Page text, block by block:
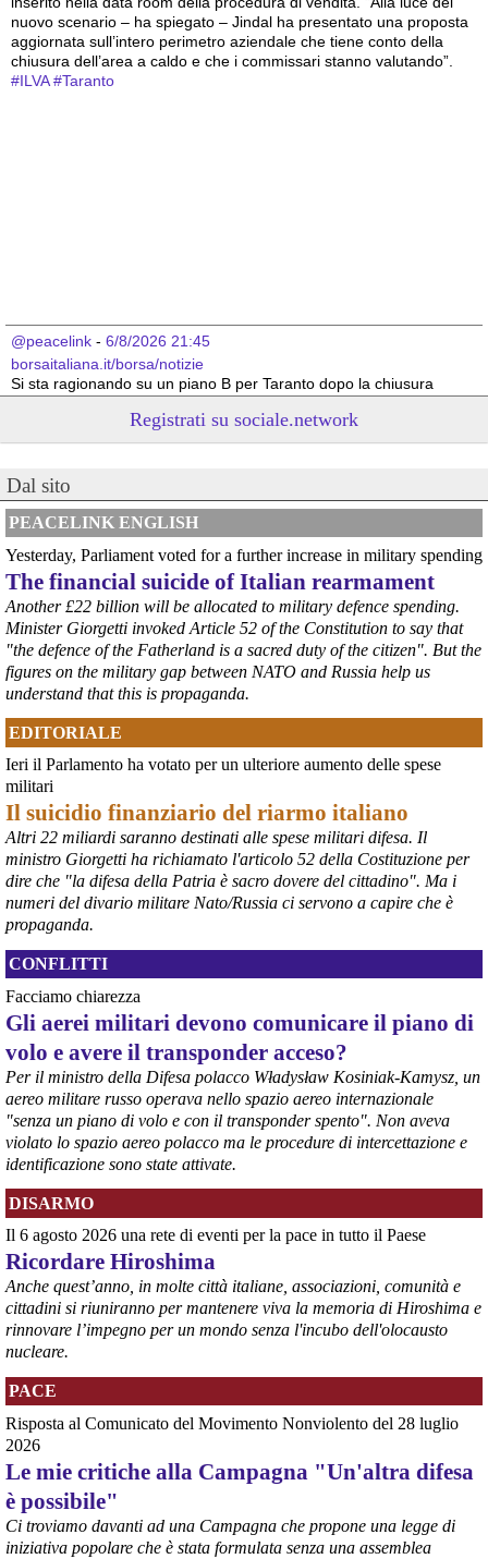
nuovo scenario – ha spiegato – Jindal ha presentato una proposta
aggiornata sull’intero perimetro aziendale che tiene conto della
chiusura dell’area a caldo e che i commissari stanno valutando”.
#ILVA #Taranto
@peacelink - 6/8/2026 21:45
borsaitaliana.it/borsa/notizie
Si sta ragionando su un piano B per Taranto dopo la chiusura
cronachetarantine.it/index.php
il Governo ha manifestato l’intenzione di predisporre un
provvedimento straordinario per attenuare le conseguenze
economiche e sociali della prevista fermata dell’area a caldo e ha
chiesto alle rappresentanze del territorio di formulare proposte
concrete per definirne i contenuti. Casartigiani valuta positivamente
questa disponibilità.
#ILVA Taranto
@peacelink - 6/8/2026 21:36
giornalerossoblu.it/ex-ilva-sc
Nel tavolo convocato al Ministero delle Imprese e del Made in Italy,
provvedimento straordinario per attenuare le conseguenze
economiche e sociali dello stop dell’area a caldo, invitando le
rappresentanze del territorio a presentare proposte operative.
#ILVA #Taranto
@peacelink - 6/8/2026 21:35
Ultimi cento milioni di euro per l’ex Ilva, poi non saranno più
possibili nuovi aiuti di Stato. Lo ha confermato il ministro Adolfo
Urso durante l’incontro al Mimit con le imprese dell’indotto: la
tranche conclusiva del prestito autorizzato dall’Unione europea
dovrà essere erogata entro il 9 agosto e restituita dal futuro
acquirente.
Fonte: Studio100
#ILVA
@peacelink - 6/8/2026 21:08
Il governatore di Puglia Decaro esce dal vertice al Mimit più
preoccupato di come era entrato, lamentando l’assenza di certezze
sulla procedura di gara e ribadendo la necessità di un ruolo diretto
Registrati su sociale.network
Dal sito
PEACELINK ENGLISH
Yesterday, Parliament voted for a further increase in military spending
The financial suicide of Italian rearmament
Another £22 billion will be allocated to military defence spending.
Minister Giorgetti invoked Article 52 of the Constitution to say that
"the defence of the Fatherland is a sacred duty of the citizen". But the
figures on the military gap between NATO and Russia help us
understand that this is propaganda.
EDITORIALE
Ieri il Parlamento ha votato per un ulteriore aumento delle spese
militari
Il suicidio finanziario del riarmo italiano
Altri 22 miliardi saranno destinati alle spese militari difesa. Il
ministro Giorgetti ha richiamato l'articolo 52 della Costituzione per
dire che "la difesa della Patria è sacro dovere del cittadino". Ma i
numeri del divario militare Nato/Russia ci servono a capire che è
propaganda.
CONFLITTI
Facciamo chiarezza
Gli aerei militari devono comunicare il piano di
volo e avere il transponder acceso?
Per il ministro della Difesa polacco Władysław Kosiniak-Kamysz, un
aereo militare russo operava nello spazio aereo internazionale
"senza un piano di volo e con il transponder spento". Non aveva
violato lo spazio aereo polacco ma le procedure di intercettazione e
identificazione sono state attivate.
DISARMO
Il 6 agosto 2026 una rete di eventi per la pace in tutto il Paese
Ricordare Hiroshima
Anche quest’anno, in molte città italiane, associazioni, comunità e
cittadini si riuniranno per mantenere viva la memoria di Hiroshima e
rinnovare l’impegno per un mondo senza l'incubo dell'olocausto
nucleare.
PACE
Risposta al Comunicato del Movimento Nonviolento del 28 luglio
2026
Le mie critiche alla Campagna "Un'altra difesa
è possibile"
Ci troviamo davanti ad una Campagna che propone una legge di
iniziativa popolare che è stata formulata senza una assemblea